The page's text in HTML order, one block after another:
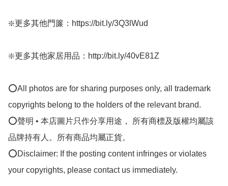
❇️更多其他門簾：https://bit.ly/3Q3lWud
❇️更多其他家居用品：http://bit.ly/40vE81Z
⭕All photos are for sharing purposes only, all trademark
copyrights belong to the holders of the relevant brand.
⭕聲明 • 本店圖片只作分享用途， 所有商標及版權均屬該
品牌持有人。所有商品均屬正貨。
⭕Disclaimer: If the posting content infringes or violates
your copyrights, please contact us immediately.